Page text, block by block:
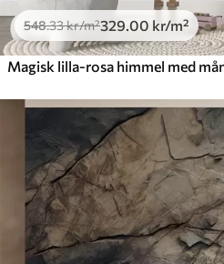
548.33kr/m²329 .00 kr/m²